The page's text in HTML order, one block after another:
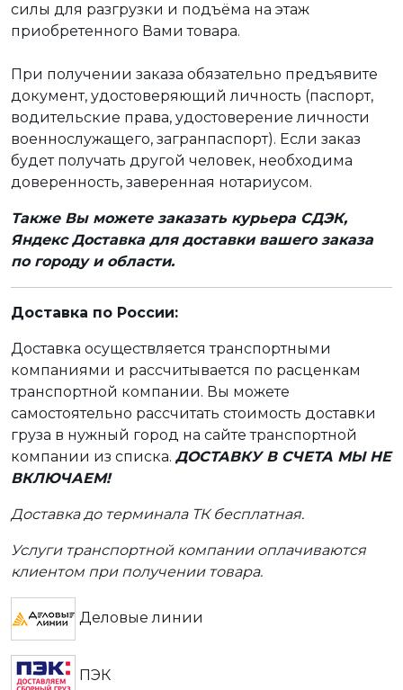
силы для разгрузки и подъёма на этаж
приобретенного Вами товара.
При получении заказа обязательно предъявите
документ, удостоверяющий личность (паспорт,
водительские права, удостоверение личности
военнослужащего, загранпаспорт). Если заказ
будет получать другой человек, необходима
доверенность, заверенная нотариусом.
Также Вы можете заказать курьера СДЭК,
Яндекс Доставка для доставки вашего заказа
по городу и области.
Доставка по России:
Доставка осуществляется транспортными
компаниями и рассчитывается по расценкам
транспортной компании. Вы можете
самостоятельно рассчитать стоимость доставки
груза в нужный город на сайте транспортной
компании из списка. ДОСТАВКУ В СЧЕТА МЫ НЕ
ВКЛЮЧАЕМ!
Доставка до терминала ТК бесплатная.
Услуги транспортной компании оплачиваются
клиентом при получении товара.
Деловые линии
ПЭК